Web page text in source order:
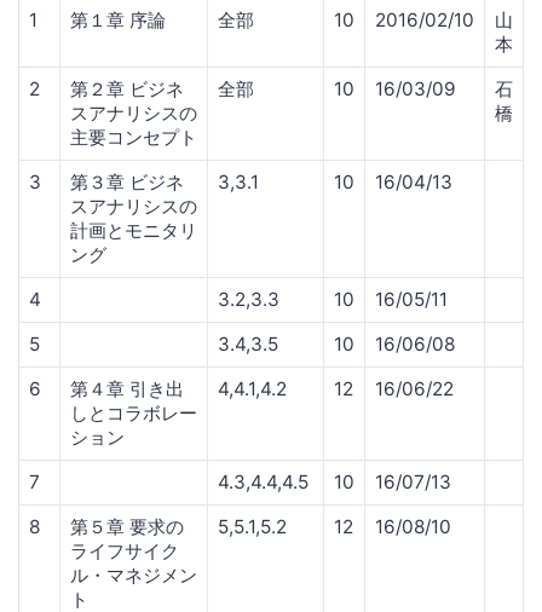
1
第１章 序論 全部 10 2016/02/10
山
本
2
第２章 ビジネ
スアナリシスの
主要コンセプト
全部 10 16/03/09
石
橋
3
第３章 ビジネ
スアナリシスの
計画とモニタリ
ング
3,3.1 10 16/04/13
4 3.2,3.3 10
16/05/11
5
3.4,3.5 10
16/06/08
6
第４章 引き出
しとコラボレー
ション
4,4.1,4.2 12 16/06/22
7 4.3,4.4,4.5 10
16/07/13
8
第５章 要求の
ライフサイク
ル・マネジメン
ト
5,5.1,5.2 12 16/08/10